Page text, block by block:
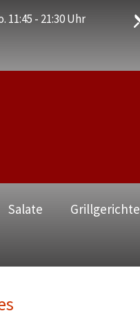
11:45 - 21:30 Uhr
Salate Grillgerichte